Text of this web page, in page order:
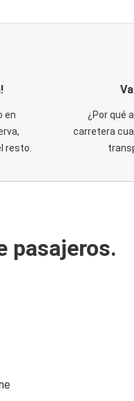
en
resto.
¿Por qué
carretera
pasajeros.